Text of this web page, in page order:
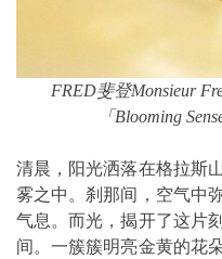
FRED斐登Monsieur
「 Blooming
清晨，阳光洒落在格拉斯
雾之中。刹那间，空气中
气息。而光，揭开了这片
间。一簇簇明亮金黄的花